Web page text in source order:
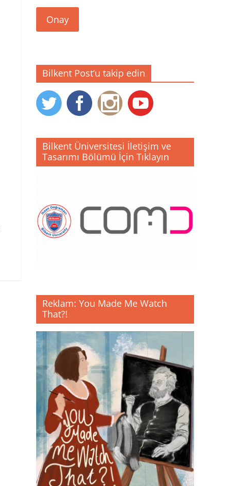
Onay
Bilkent Post’u takip edin
Bilkent Üniversitesi İletişim ve
Tasarımı Bölümü İçin Tıklayın
Reklam: You Made Me Watch
That?!